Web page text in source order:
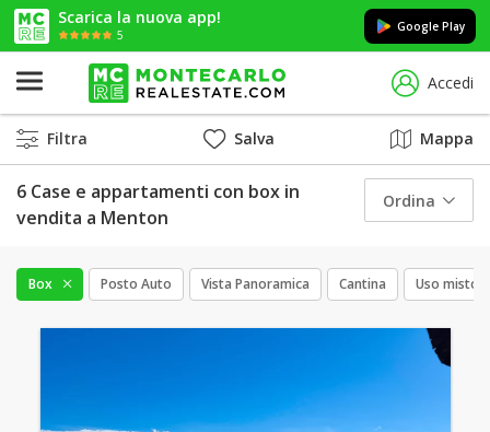
Scarica la nuova app!
5
Google Play
Accedi
Filtra Salva Mappa
6 Case e appartamenti con box in
vendita a Menton
Ordina
Box Posto Auto Vista Panoramica Cantina Uso misto